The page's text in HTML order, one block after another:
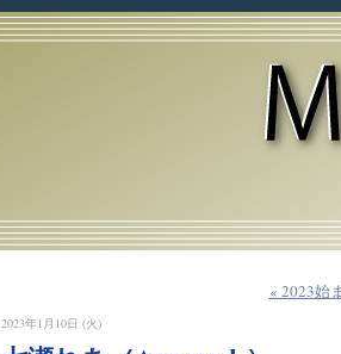
« 2023始
2023年1月10日 (火)